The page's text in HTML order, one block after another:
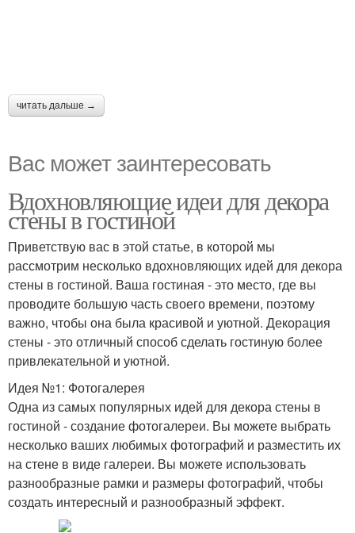
читать дальше →
Вас может заинтересовать
Вдохновляющие идеи для декора
стены в гостиной
Приветствую вас в этой статье, в которой мы
рассмотрим несколько вдохновляющих идей для декора
стены в гостиной. Ваша гостиная - это место, где вы
проводите большую часть своего времени, поэтому
важно, чтобы она была красивой и уютной. Декорация
стены - это отличный способ сделать гостиную более
привлекательной и уютной.
Идея №1: Фотогалерея
Одна из самых популярных идей для декора стены в
гостиной - создание фотогалереи. Вы можете выбрать
несколько ваших любимых фотографий и разместить их
на стене в виде галереи. Вы можете использовать
разнообразные рамки и размеры фотографий, чтобы
создать интересный и разнообразный эффект.